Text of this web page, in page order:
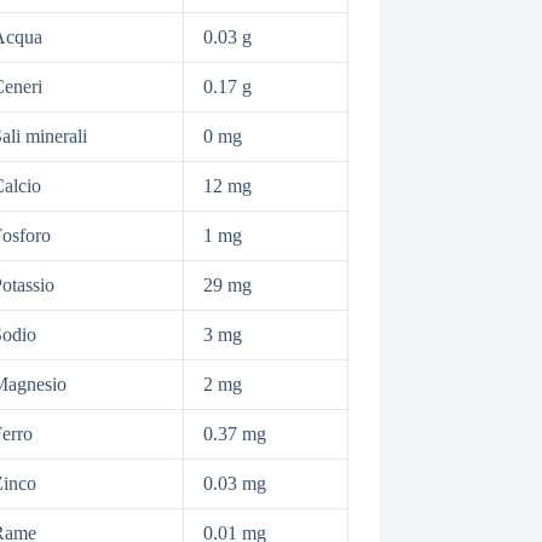
0.03 g
0.17 g
minerali 0 mg
12 mg
1 mg
29 mg
3 mg
2 mg
0.37 mg
0.03 mg
0.01 mg